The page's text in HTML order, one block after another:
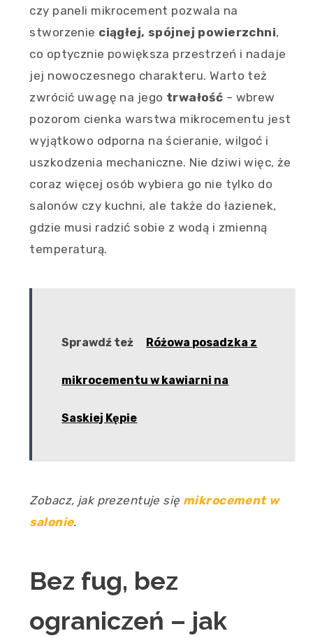
czy paneli mikrocement pozwala na
stworzenie ciągłej, spójnej powierzchni,
co optycznie powiększa przestrzeń i nadaje
jej nowoczesnego charakteru. Warto też
zwrócić uwagę na jego trwałość – wbrew
pozorom cienka warstwa mikrocementu jest
wyjątkowo odporna na ścieranie, wilgoć i
uszkodzenia mechaniczne. Nie dziwi więc, że
coraz więcej osób wybiera go nie tylko do
salonów czy kuchni, ale także do łazienek,
gdzie musi radzić sobie z wodą i zmienną
temperaturą.
Sprawdź też Różowa posadzka z
mikrocementu w kawiarni na
Saskiej Kępie
Zobacz, jak prezentuje się mikrocement w
salonie.
Bez fug, bez
ograniczeń – jak